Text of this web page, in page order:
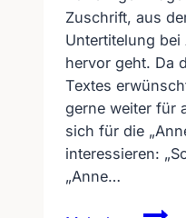
Zuschrift, aus
Untertitelung bei
hervor geht. Da
Textes
gerne weiter für
sich für die
interessieren:
„Anne…